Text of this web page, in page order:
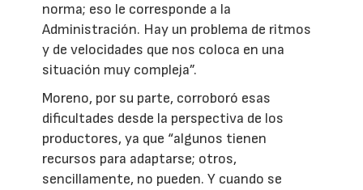
norma; eso le corresponde a la
Administración. Hay un problema de ritmos
y de velocidades que nos coloca en una
situación muy compleja”.
Moreno, por su parte, corroboró esas
dificultades desde la perspectiva de los
productores, ya que “algunos tienen
recursos para adaptarse; otros,
sencillamente, no pueden. Y cuando se